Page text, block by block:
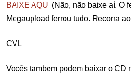
BAIXE AQUI (Não, não baixe aí. O
Megaupload ferrou tudo. Recorra
CVL
Vocês também podem baixar o CD